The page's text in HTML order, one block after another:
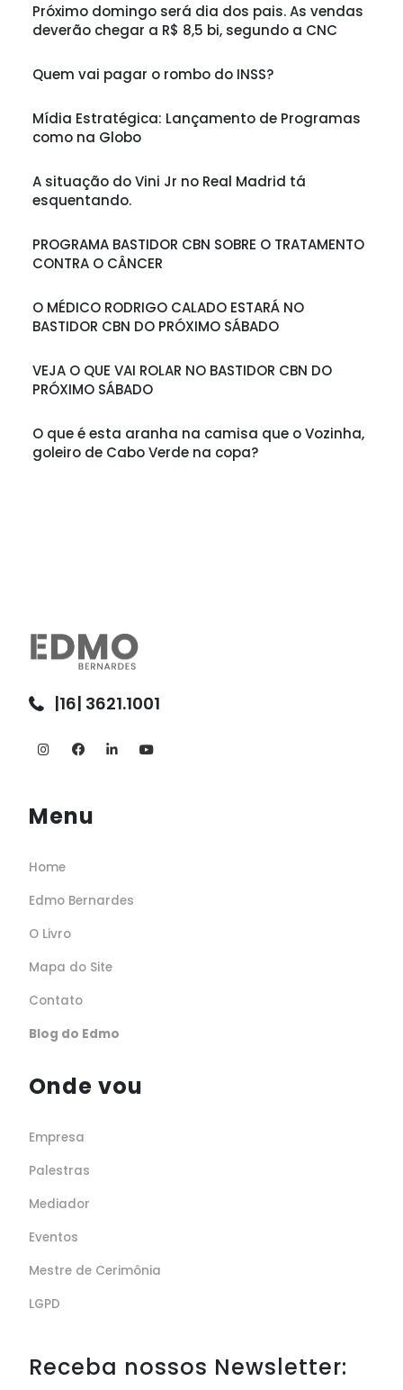
Próximo domingo será dia dos pais. As vendas
deverão chegar a R$ 8,5 bi, segundo a CNC
Quem vai pagar o rombo do INSS?
Mídia Estratégica: Lançamento de Programas
como na Globo
A situação do Vini Jr no Real Madrid tá
esquentando.
PROGRAMA BASTIDOR CBN SOBRE O TRATAMENTO
CONTRA O CÂNCER
O MÉDICO RODRIGO CALADO ESTARÁ NO
BASTIDOR CBN DO PRÓXIMO SÁBADO
VEJA O QUE VAI ROLAR NO BASTIDOR CBN DO
PRÓXIMO SÁBADO
O que é esta aranha na camisa que o Vozinha,
goleiro de Cabo Verde na copa?
|16| 3621.1001
Menu
Home
Edmo Bernardes
O Livro
Mapa do Site
Contato
Blog do Edmo
Onde vou
Empresa
Palestras
Mediador
Eventos
Mestre de Cerimônia
LGPD
Receba nossos Newsletter: